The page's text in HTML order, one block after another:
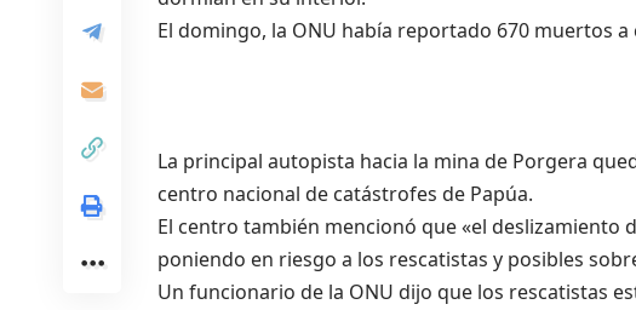
El domingo, la ONU había reportado 670 muertos a
La principal autopista hacia la mina de Porgera
centro nacional de catástrofes de Papúa.
El centro también mencionó que «el deslizamiento
poniendo en riesgo a los rescatistas y posibles
Un funcionario de la ONU dijo que los rescatistas